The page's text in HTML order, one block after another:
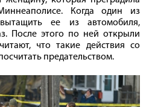
Когда один из
ее из автомобиля,
После этого по ней открыли
что такие действия со
предательством.